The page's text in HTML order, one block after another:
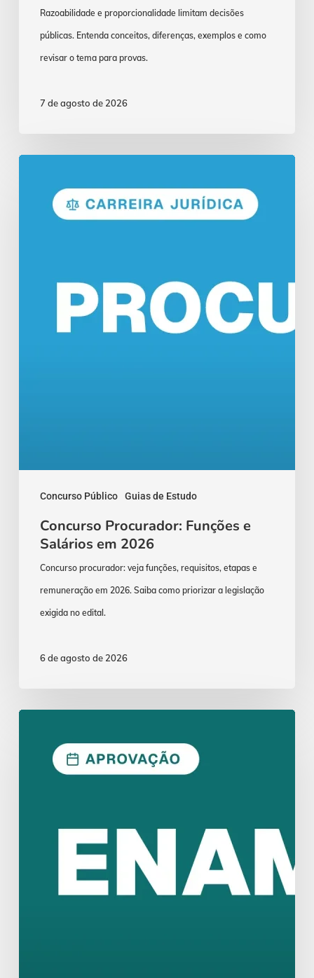
Razoabilidade e proporcionalidade limitam decisões
públicas. Entenda conceitos, diferenças, exemplos e como
revisar o tema para provas.
7 de agosto de 2026
Concurso Público Guias de Estudo
Procurador:
Funções
Concurso Procurador: Funções e
Salários em 2026
Concurso procurador: veja funções, requisitos, etapas e
remuneração em 2026. Saiba como priorizar a legislação
exigida no edital.
6 de agosto de 2026
2026.1:
Aprovação
Estratégica